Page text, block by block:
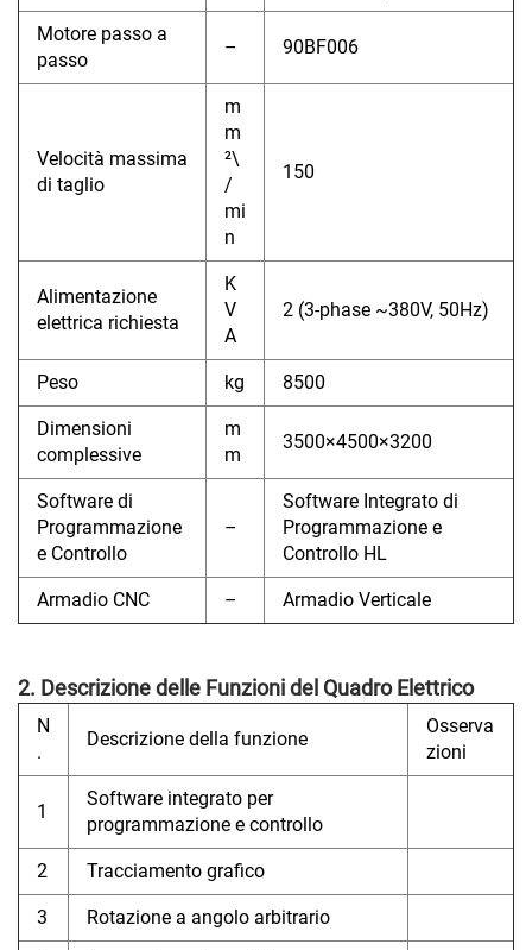
Motore passo a
passo
– 90BF006
Velocità massima
di taglio
m
m
²\
/
mi
n
150
Alimentazione
elettrica richiesta
K
V
A
2 (3-phase ~380V, 50Hz)
Peso kg 8500
Dimensioni
complessive
m
m
3500×4500×3200
Software di
Programmazione
e Controllo
–
Software Integrato di
Programmazione e
Controllo HL
Armadio CNC – Armadio Verticale
2. Descrizione delle Funzioni del Quadro Elettrico
N
.
Descrizione della funzione
Osserva
zioni
1
Software integrato per
programmazione e controllo
2 Tracciamento grafico
3 Rotazione a angolo arbitrario